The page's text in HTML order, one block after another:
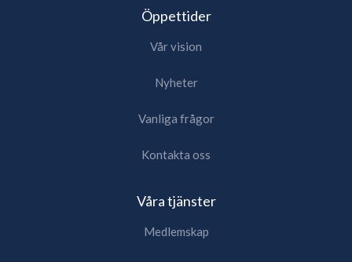
Öppettider
Vår vision
Nyheter
Vanliga frågor
Kontakta oss
Våra tjänster
Medlemskap